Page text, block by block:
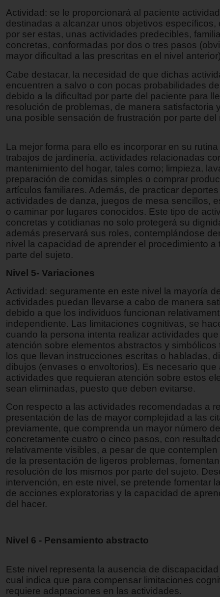
Actividad: se le proporcionará al paciente
destinadas a alcanzar unos objetivos específicos,
por ser estas, unas actividades predecibles,
concretas, conformadas por dos o tres pasos
mayor dificultad a las prescritas en el nivel
Cabe destacar, la necesidad de que dichas
encuentren a salvo o con pocas probabilidades
debido a la dificultad por parte del paciente para
resolución de problemas, de manera satisfactoria
una posible sensación de frustración por parte del
La mejor forma para ello es incorporar en su
trabajos de jardinería, actividades relacionadas
mantenimiento del hogar, tales como; limpieza,
preparación de comidas simples o comprar
artículos familiares. Además, de practicar
actividades de danza, juegos de mesa sencillos,
o caminar por lugares conocidos. Este tipo de
concretas y cotidianas no solo protegerá su
además preservará sus roles, contemplándose
nivel la capacidad de aprender el procedimiento a
parte del sujeto.
Nivel 5- Variaciones
Actividad: seguramente en este nivel la mayoría
actividades puedan llevarse a cabo de manera
debido a que los individuos funcionan
independiente. Las limitaciones cognitivas, se
cuando la persona intenta realizar actividades
atención sobre elementos abstractos y simbólicos
los que llevan instrucciones escritas o habladas,
dibujos (envases o envoltorios). Es necesario que
actividades que requieran atención sobre estos
sean eliminadas, puesto que deben evitarse.
Con respecto a las actividades recomendadas a
presentación de las de mayor complejidad a las
previamente, que comprenda un mayor número
concretamente cuatro o cinco pasos, con
relativamente visibles, a pesar de que
de la presentación de ligeros problemas,
resolución de los mismos por parte del sujeto.
intervención, en este nivel, se pretende fomentar
de acciones exploratorias y la capacidad de
del hacer.
Nivel 6 - Pensamiento abstracto
Este nivel representa la ausencia de
cual indica que para compensar limitaciones
requiere adaptaciones en las actividades.